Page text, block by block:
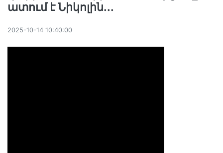
ատում է Նիկոլին․․․
2025-10-14 10:40:00